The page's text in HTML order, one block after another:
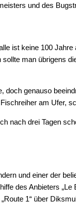
und des
ist keine 100
man übrigens
genauso
am Ufer,
nach drei Tagen
und einer der
des Anbieters
1“ über